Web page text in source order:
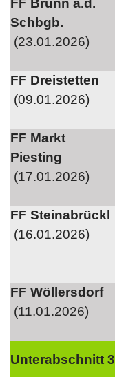
FF Brunn a.d.
Schbgb.
(23.01.2026)
FF Dreistetten
(09.01.2026)
FF Markt
Piesting
(17.01.2026)
FF Steinabrückl
(16.01.2026)
FF Wöllersdorf
(11.01.2026)
Unterabschnitt 3